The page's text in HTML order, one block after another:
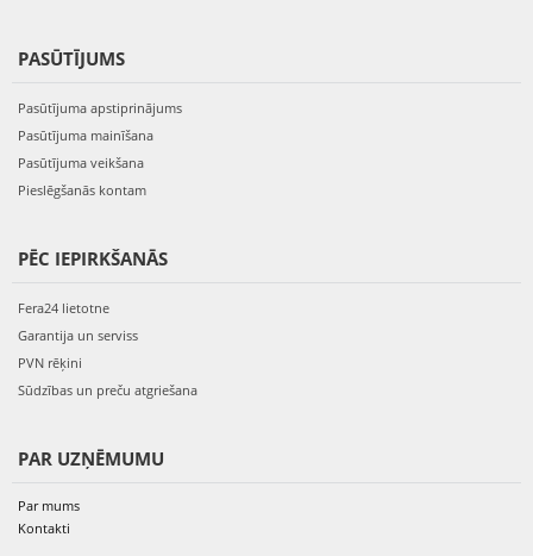
PASŪTĪJUMS
Pasūtījuma apstiprinājums
Pasūtījuma mainīšana
Pasūtījuma veikšana
Pieslēgšanās kontam
PĒC IEPIRKŠANĀS
Fera24 lietotne
Garantija un serviss
PVN rēķini
Sūdzības un preču atgriešana
PAR UZŅĒMUMU
Par mums
Kontakti